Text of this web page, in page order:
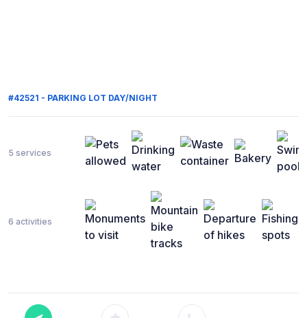
#42521 - PARKING LOT DAY/NIGHT
5 services
6 activities